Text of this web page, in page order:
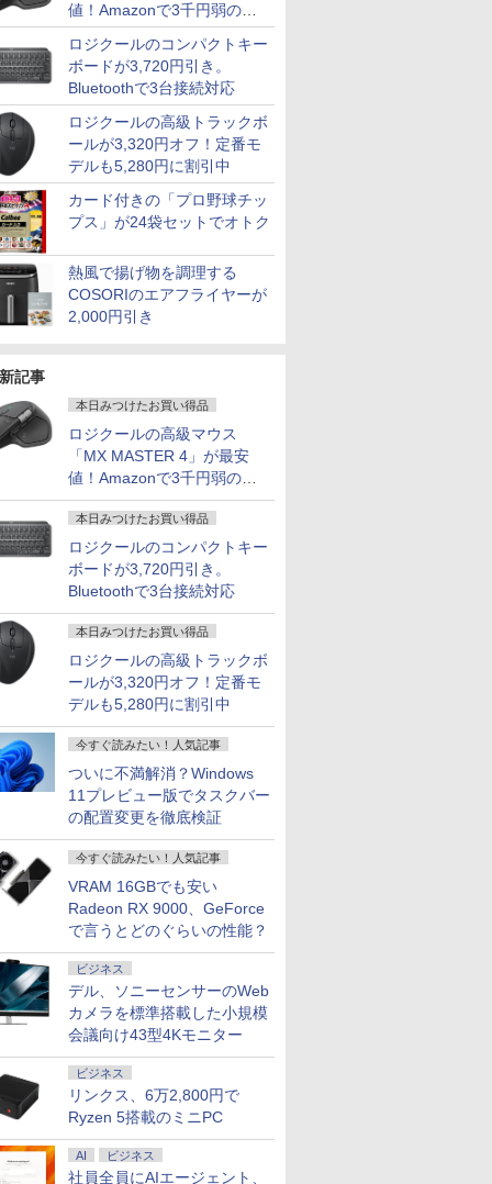
値！Amazonで3千円弱の割
引
ロジクールのコンパクトキー
ボードが3,720円引き。
Bluetoothで3台接続対応
ロジクールの高級トラックボ
ールが3,320円オフ！定番モ
デルも5,280円に割引中
カード付きの「プロ野球チッ
プス」が24袋セットでオトク
熱風で揚げ物を調理する
COSORIのエアフライヤーが
2,000円引き
記事
本日みつけたお買い得品
ロジクールの高級マウス
「MX MASTER 4」が最安
値！Amazonで3千円弱の割
引
本日みつけたお買い得品
ロジクールのコンパクトキー
ボードが3,720円引き。
Bluetoothで3台接続対応
本日みつけたお買い得品
ロジクールの高級トラックボ
ールが3,320円オフ！定番モ
デルも5,280円に割引中
今すぐ読みたい！人気記事
ついに不満解消？Windows
11プレビュー版でタスクバー
の配置変更を徹底検証
今すぐ読みたい！人気記事
VRAM 16GBでも安い
Radeon RX 9000、GeForce
で言うとどのぐらいの性能？
ビジネス
デル、ソニーセンサーのWeb
カメラを標準搭載した小規模
会議向け43型4Kモニター
ビジネス
リンクス、6万2,800円で
Ryzen 5搭載のミニPC
AI ビジネス
社員全員にAIエージェント、